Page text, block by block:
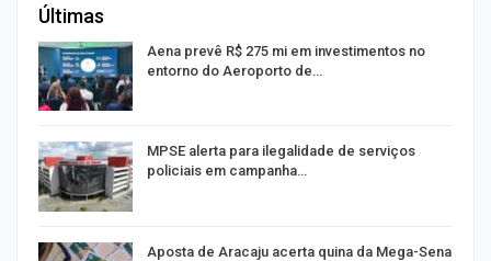
Últimas
Aena prevê R$ 275 mi em investimentos no
entorno do Aeroporto de…
MPSE alerta para ilegalidade de serviços
policiais em campanha…
Aposta de Aracaju acerta quina da Mega-Sena